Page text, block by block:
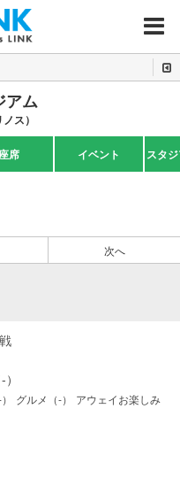
MENU
アム
ス）
座席 イベント スタ
次へ
）
グルメ（-）
アウェイお楽しみ